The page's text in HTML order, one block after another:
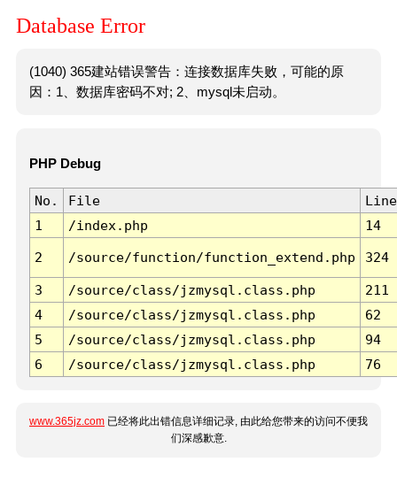
Database Error
(1040) 365建站错误警告：连接数据库失败，可能的原
因：1、数据库密码不对; 2、mysql未启动。
PHP Debug
No. File
Line
1
/index.php 14
2 /source/function/function_extend.php 324
3 /source/class/jzmysql.class.php
211
4
/source/class/jzmysql.class.php
62
5
/source/class/jzmysql.class.php
94
6
/source/class/jzmysql.class.php 76
www.365jz.com 已经将此出错信息详细记录, 由此给您带来的访问不便我
们深感歉意.